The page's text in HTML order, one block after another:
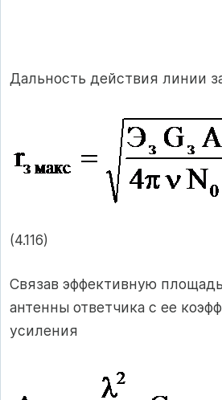
Дальность действия линии
(4.116)
Связав эффективную
антенны ответчика с ее
усиления